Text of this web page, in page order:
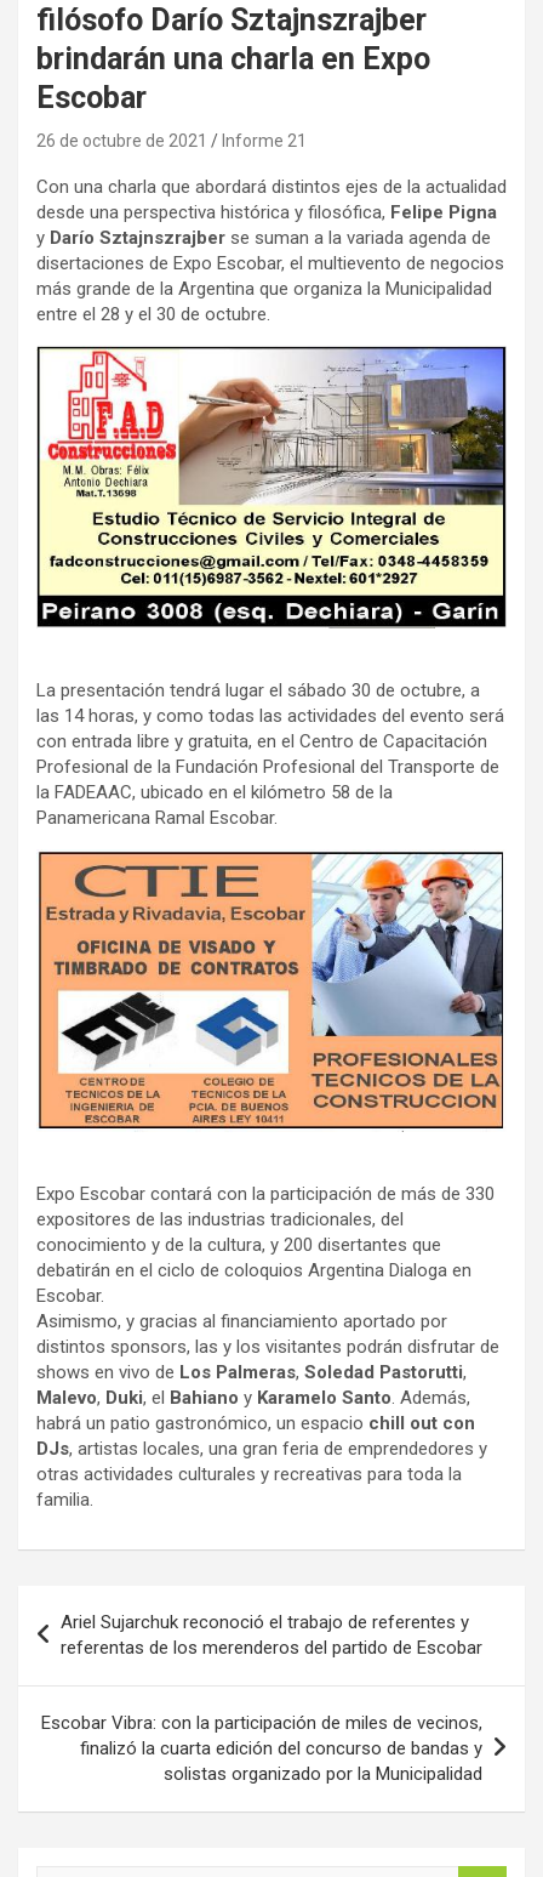
filósofo Darío Sztajnszrajber
brindarán una charla en Expo
Escobar
26 de octubre de 2021 Informe 21
Con una charla que abordará distintos ejes de la actualidad
desde una perspectiva histórica y filosófica, Felipe Pigna
y Darío Sztajnszrajber se suman a la variada agenda de
disertaciones de Expo Escobar, el multievento de negocios
más grande de la Argentina que organiza la Municipalidad
entre el 28 y el 30 de octubre.
La presentación tendrá lugar el sábado 30 de octubre, a
las 14 horas, y como todas las actividades del evento será
con entrada libre y gratuita, en el Centro de Capacitación
Profesional de la Fundación Profesional del Transporte de
la FADEAAC, ubicado en el kilómetro 58 de la
Panamericana Ramal Escobar.
Expo Escobar contará con la participación de más de 330
expositores de las industrias tradicionales, del
conocimiento y de la cultura, y 200 disertantes que
debatirán en el ciclo de coloquios Argentina Dialoga en
Escobar.
Asimismo, y gracias al financiamiento aportado por
distintos sponsors, las y los visitantes podrán disfrutar de
shows en vivo de Los Palmeras, Soledad Pastorutti,
Malevo, Duki, el Bahiano y Karamelo Santo . Además,
habrá un patio gastronómico, un espacio chill out con
DJs, artistas locales, una gran feria de emprendedores y
otras actividades culturales y recreativas para toda la
familia.
de
entradas
Ariel Sujarchuk reconoció el trabajo de referentes y
referentas de los merenderos del partido de Escobar
Escobar Vibra: con la participación de miles de vecinos,
finalizó la cuarta edición del concurso de bandas y
solistas organizado por la Municipalidad